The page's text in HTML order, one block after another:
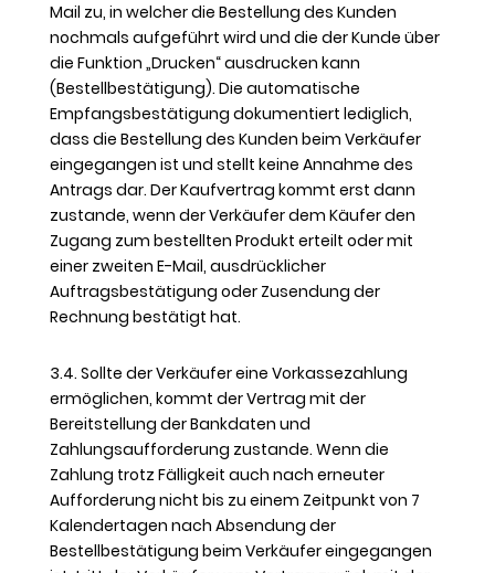
Mail zu, in welcher die Bestellung des Kunden
nochmals aufgeführt wird und die der Kunde über
die Funktion „Drucken“ ausdrucken kann
(Bestellbestätigung). Die automatische
Empfangsbestätigung dokumentiert lediglich,
dass die Bestellung des Kunden beim Verkäufer
eingegangen ist und stellt keine Annahme des
Antrags dar. Der Kaufvertrag kommt erst dann
zustande, wenn der Verkäufer dem Käufer den
Zugang zum bestellten Produkt erteilt oder mit
einer zweiten E-Mail, ausdrücklicher
Auftragsbestätigung oder Zusendung der
Rechnung bestätigt hat.
3.4. Sollte der Verkäufer eine Vorkassezahlung
ermöglichen, kommt der Vertrag mit der
Bereitstellung der Bankdaten und
Zahlungsaufforderung zustande. Wenn die
Zahlung trotz Fälligkeit auch nach erneuter
Aufforderung nicht bis zu einem Zeitpunkt von 7
Kalendertagen nach Absendung der
Bestellbestätigung beim Verkäufer eingegangen